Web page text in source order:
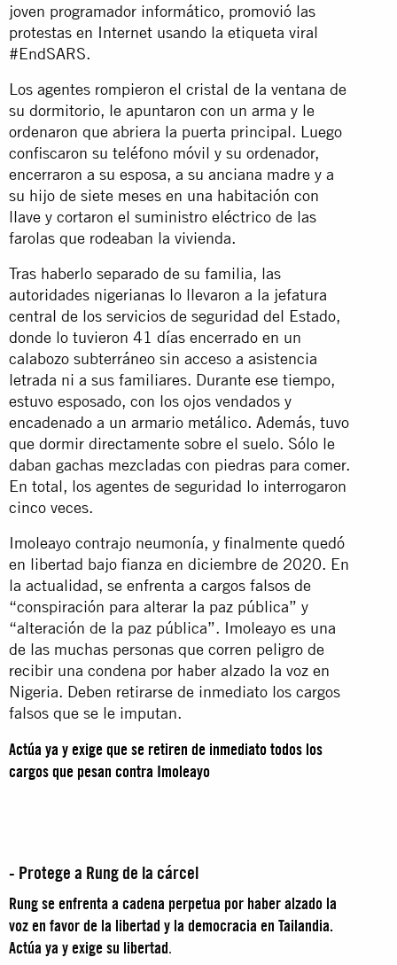
joven programador informático, promovió las
protestas en Internet usando la etiqueta viral
#EndSARS.
Los agentes rompieron el cristal de la ventana de
su dormitorio, le apuntaron con un arma y le
ordenaron que abriera la puerta principal. Luego
confiscaron su teléfono móvil y su ordenador,
encerraron a su esposa, a su anciana madre y a
su hijo de siete meses en una habitación con
llave y cortaron el suministro eléctrico de las
farolas que rodeaban la vivienda.
Tras haberlo separado de su familia, las
autoridades nigerianas lo llevaron a la jefatura
central de los servicios de seguridad del Estado,
donde lo tuvieron 41 días encerrado en un
calabozo subterráneo sin acceso a asistencia
letrada ni a sus familiares. Durante ese tiempo,
estuvo esposado, con los ojos vendados y
encadenado a un armario metálico. Además, tuvo
que dormir directamente sobre el suelo. Sólo le
daban gachas mezcladas con piedras para comer.
En total, los agentes de seguridad lo interrogaron
cinco veces.
Imoleayo contrajo neumonía, y finalmente quedó
en libertad bajo fianza en diciembre de 2020. En
la actualidad, se enfrenta a cargos falsos de
“conspiración para alterar la paz pública” y
“alteración de la paz pública”. Imoleayo es una
de las muchas personas que corren peligro de
recibir una condena por haber alzado la voz en
Nigeria. Deben retirarse de inmediato los cargos
falsos que se le imputan.
Actúa ya y exige que se retiren de inmediato todos los
cargos que pesan contra Imoleayo
- Protege a Rung de la cárcel
Rung se enfrenta a cadena perpetua por haber alzado la
voz en favor de la libertad y la democracia en Tailandia.
Actúa ya y exige su libertad.